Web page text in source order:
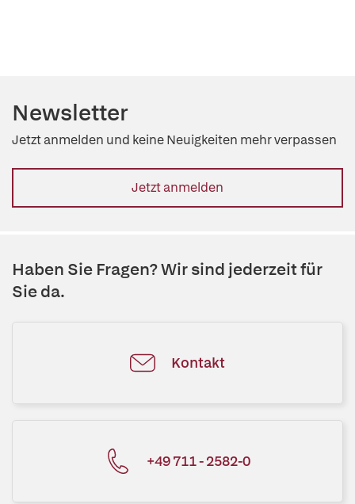
Newsletter
Jetzt anmelden und keine Neuigkeiten mehr verpassen
Jetzt anmelden
Haben Sie Fragen? Wir sind jederzeit für
Sie da.
Kontakt
+49 711 - 2582-0